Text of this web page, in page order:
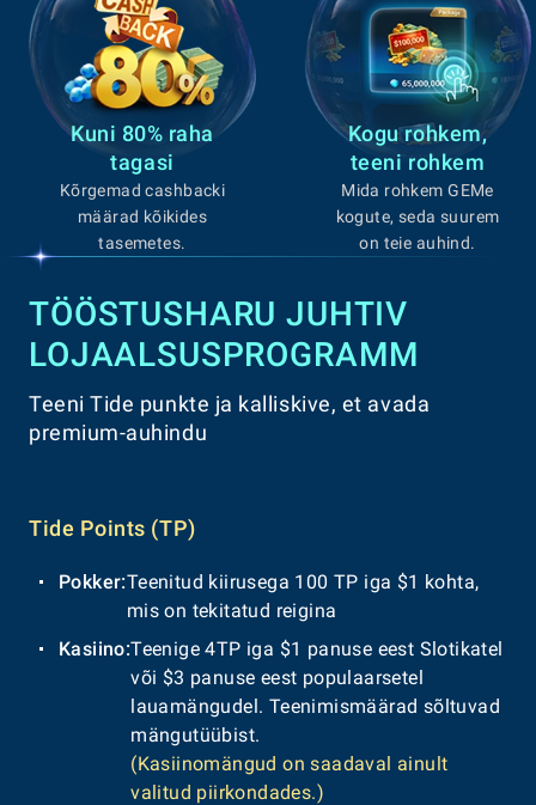
Kuni 80% raha
tagasi
Kõrgemad cashbacki
määrad kõikides
tasemetes.
Kogu rohkem,
teeni rohkem
Mida rohkem GEMe
kogute, seda suurem
on teie auhind.
TÖÖSTUSHARU JUHTIV
LOJAALSUSPROGRAMM
Teeni Tide punkte ja kalliskive, et avada
premium-auhindu
Tide Points (TP)
Pokker:Teenitud kiirusega 100 TP iga $1 kohta,
mis on tekitatud reigina
Kasiino:Teenige 4TP iga $1 panuse eest Slotikatel
või $3 panuse eest populaarsetel
lauamängudel. Teenimismäärad sõltuvad
mängutüübist.
(Kasiinomängud on saadaval ainult
valitud piirkondades.)